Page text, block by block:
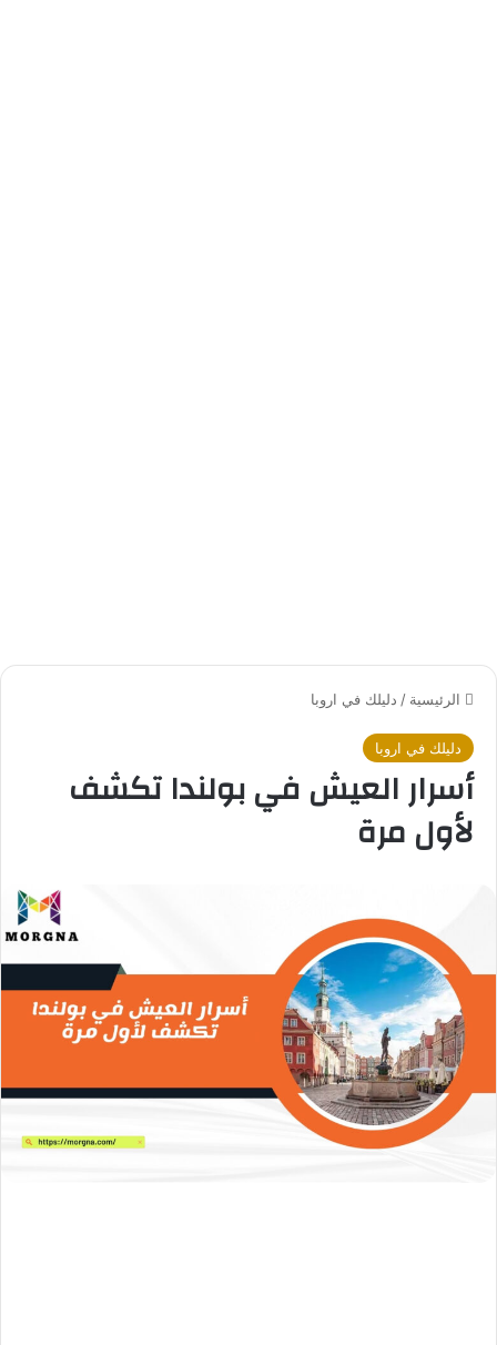
الرئيسية / دليلك في اروبا
دليلك في اروبا
أسرار العيش في بولندا تكشف
لأول مرة